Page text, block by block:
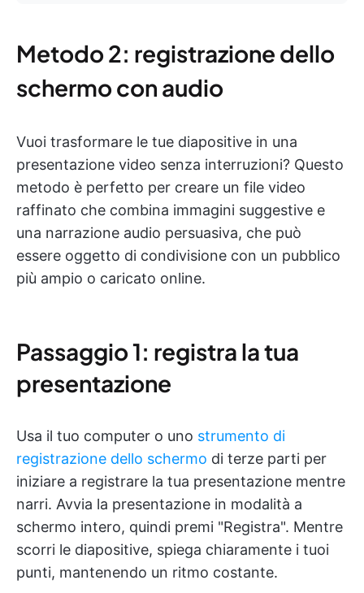
Metodo 2: registrazione dello
schermo con audio
Vuoi trasformare le tue diapositive in una
presentazione video senza interruzioni? Questo
metodo è perfetto per creare un file video
raffinato che combina immagini suggestive e
una narrazione audio persuasiva, che può
essere oggetto di condivisione con un pubblico
più ampio o caricato online.
Passaggio 1: registra la tua
presentazione
Usa il tuo computer o uno strumento di
registrazione dello schermo di terze parti per
iniziare a registrare la tua presentazione mentre
narri. Avvia la presentazione in modalità a
schermo intero, quindi premi "Registra". Mentre
scorri le diapositive, spiega chiaramente i tuoi
punti, mantenendo un ritmo costante.